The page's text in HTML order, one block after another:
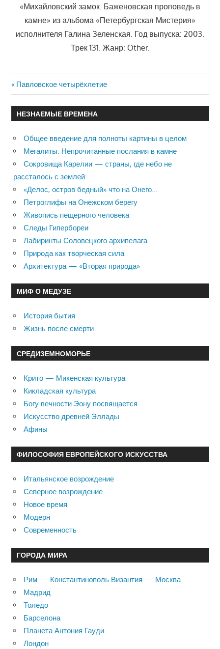
«Михайловский замок. Баженовская проповедь в
камне» из альбома «Петербургская Мистерия»
исполнителя Галина Зеленская. Год выпуска: 2003.
Трек 131. Жанр: Other.
Навигация
по
записям
Previous
Post:
Павловское четырёхлетие
НЕЗНАЕМЫЕ ВРЕМЕНА
Общее введение для полноты картины в целом
Мегалиты: Непрочитанные послания в камне
Сокровища Карелии — страны, где небо не
рассталось с землей
«Делос, остров бедный» что на Онего…
Петроглифы на Онежском берегу
Живопись пещерного человека
Следы Гипербореи
Лабиринты Соловецкого архипелага
Природа как творческая сила
Архитектура — «Вторая природа»
МИФ О МЕДУЗЕ
История бытия
Жизнь после смерти
СРЕДИЗЕМНОМОРЬЕ
Крито — Микенская культура
Кикладская культура
Богу вечности Эону посвящается
Искусство древней Эллады
Афины
ФИЛОСОФИЯ ЕВРОПЕЙСКОГО ИСКУССТВА
Итальянское возрождение
Северное возрождение
Новое время
Модерн
Современность
ГОРОДА МИРА
Рим — Константинополь Византия — Москва
Мадрид
Толедо
Барселона
Планета Антония Гауди
Лондон